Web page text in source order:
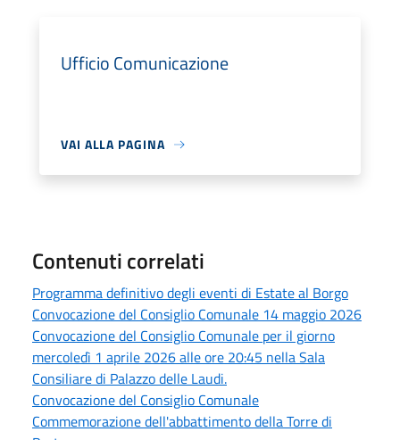
Ufficio Comunicazione
VAI ALLA PAGINA
Contenuti correlati
Programma definitivo degli eventi di Estate al Borgo
Convocazione del Consiglio Comunale 14 maggio 2026
Convocazione del Consiglio Comunale per il giorno
mercoledì 1 aprile 2026 alle ore 20:45 nella Sala
Consiliare di Palazzo delle Laudi.
Convocazione del Consiglio Comunale
Commemorazione dell'abbattimento della Torre di